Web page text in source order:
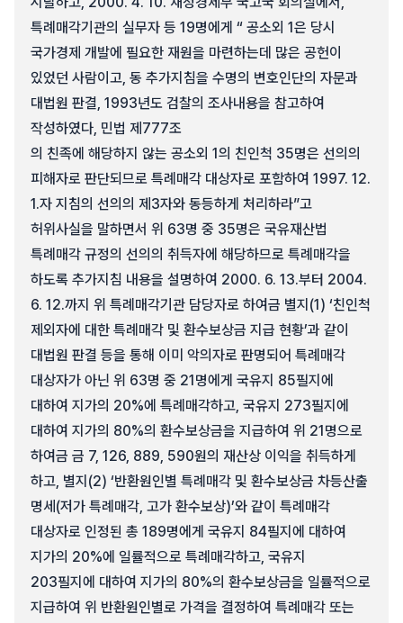
특례매각기관의 실무자 등 19명에게 “ 공소외 1은 당시
국가경제 개발에 필요한 재원을 마련하는데 많은 공헌이
있었던 사람이고, 동 추가지침을 수명의 변호인단의 자문과
대법원 판결, 1993년도 검찰의 조사내용을 참고하여
작성하였다, 민법 제777조
의 친족에 해당하지 않는 공소외 1의 친인척 35명은 선의의
피해자로 판단되므로 특례매각 대상자로 포함하여 1997. 12.
1.자 지침의 선의의 제3자와 동등하게 처리하라”고
허위사실을 말하면서 위 63명 중 35명은 국유재산법
특례매각 규정의 선의의 취득자에 해당하므로 특례매각을
하도록 추가지침 내용을 설명하여 2000. 6. 13.부터 2004.
6. 12.까지 위 특례매각기관 담당자로 하여금 별지(1) ‘친인척
제외자에 대한 특례매각 및 환수보상금 지급 현황’과 같이
대법원 판결 등을 통해 이미 악의자로 판명되어 특례매각
대상자가 아닌 위 63명 중 21명에게 국유지 85필지에
대하여 지가의 20%에 특례매각하고, 국유지 273필지에
대하여 지가의 80%의 환수보상금을 지급하여 위 21명으로
하여금 금 7, 126, 889, 590원의 재산상 이익을 취득하게
하고, 별지(2) ‘반환원인별 특례매각 및 환수보상금 차등산출
명세(저가 특례매각, 고가 환수보상)’와 같이 특례매각
대상자로 인정된 총 189명에게 국유지 84필지에 대하여
지가의 20%에 일률적으로 특례매각하고, 국유지
203필지에 대하여 지가의 80%의 환수보상금을 일률적으로
지급하여 위 반환원인별로 가격을 결정하여 특례매각 또는